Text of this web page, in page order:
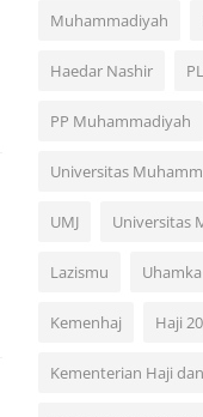
Muhammadiyah
Haedar Nashir
PP Muhammadiyah
Universitas
UMJ Universitas
Lazismu Uhamka
Kemenhaj Haji
Kementerian Haji